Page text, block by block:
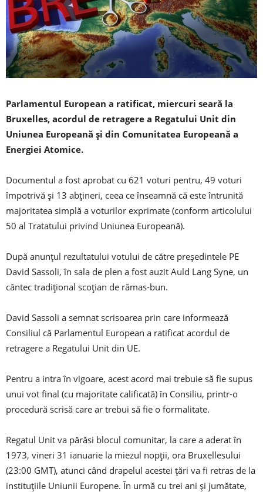
Parlamentul European a ratificat, miercuri seară la
Bruxelles, acordul de retragere a Regatului Unit din
Uniunea Europeană şi din Comunitatea Europeană a
Energiei Atomice.
Documentul a fost aprobat cu 621 voturi pentru, 49 voturi
împotrivă şi 13 abţineri, ceea ce înseamnă că este întrunită
majoritatea simplă a voturilor exprimate (conform articolului
50 al Tratatului privind Uniunea Europeană).
După anunţul rezultatului votului de către preşedintele PE
David Sassoli, în sala de plen a fost auzit Auld Lang Syne, un
cântec tradiţional scoţian de rămas-bun.
David Sassoli a semnat scrisoarea prin care informează
Consiliul că Parlamentul European a ratificat acordul de
retragere a Regatului Unit din UE.
Pentru a intra în vigoare, acest acord mai trebuie să fie supus
unui vot final (cu majoritate calificată) în Consiliu, printr-o
procedură scrisă care ar trebui să fie o formalitate.
Regatul Unit va părăsi blocul comunitar, la care a aderat în
1973, vineri 31 ianuarie la miezul nopţii, ora Bruxellesului
(23:00 GMT), atunci când drapelul acestei ţări va fi retras de la
instituţiile Uniunii Europene. În urmă cu trei ani şi jumătate,